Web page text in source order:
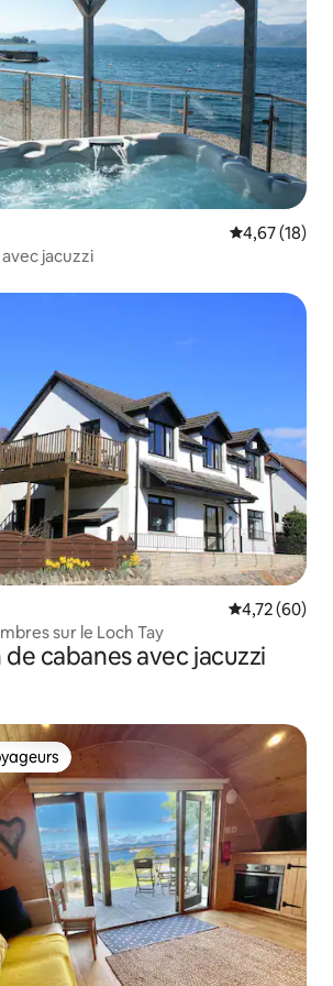
Évaluation
4,67 (18)
jacuzzi
Évaluation
4,72 (60)
sur le Loch Tay
cabanes avec jacuzzi